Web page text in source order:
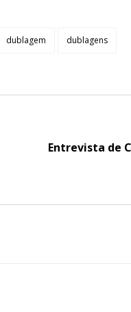
dublagem dublagens
Entrevista de